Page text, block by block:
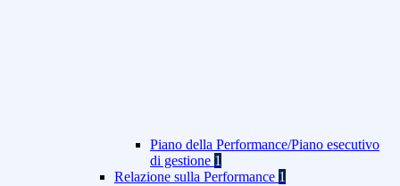
Piano della Performance/Piano esecutivo
di gestione 1
Relazione sulla Performance 1